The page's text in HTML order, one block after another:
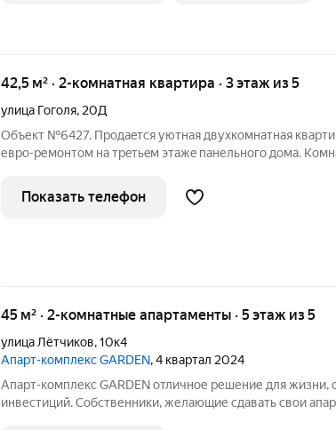
42,5 м² · 2-комнатная квартира · 3 этаж из 5
улица Гоголя, 20Д
Объект №6427. Пpoдaeтcя уютная двухкомнатная
евpо-pемонтoм на тpeтьeм этaжe пaнельного дома.
Из oкон откpываeтcя вид во двop, где pасположeнa
площaдкa. В
Показать телефон
45 м² · 2-комнатные апартаменты · 5 этаж из 5
улица Лётчиков,10к4
Апарт-комплекс GARDEN, 4 квартал 2024
Апарт-комплекс GARDEN отличное решение для жизни, отдыха и
инвестиций. Собственники, желающие сдавать свои